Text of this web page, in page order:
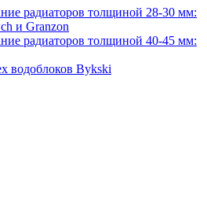
радиаторов толщиной 28-30 мм:
и Granzon
радиаторов толщиной 40-45 мм:
водоблоков Bykski